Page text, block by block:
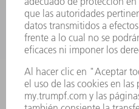
CARRERA PROFESIONAL
OFERTAS DE TRABAJO
PERFIL DE LA EMPRESA
JUNTA DIRECTIVA
INFORME ANUAL
PRINCIPIOS CORPORATIVOS
CUMPLIMIENTO
SISTEMA DE INFORMADORES
SEGURIDAD